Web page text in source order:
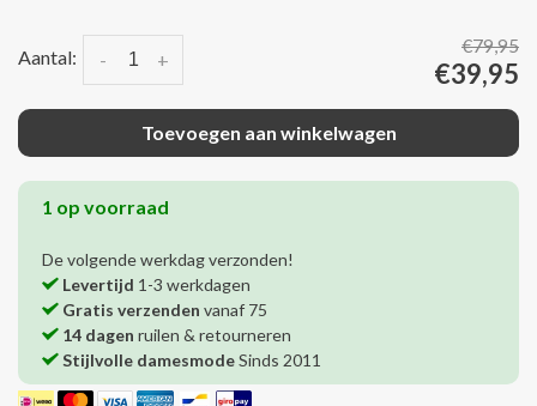
Aantal: +
-
€79,95
€39,95
Toevoegen aan winkelwagen
1 op voorraad
De volgende werkdag verzonden!
Levertijd 1-3 werkdagen
Gratis verzenden vanaf 75
14 dagen ruilen & retourneren
Stijlvolle damesmodeSinds 2011